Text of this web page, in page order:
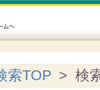
索TOP > 検